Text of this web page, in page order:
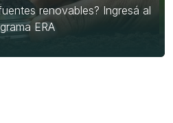
renovables? Ingresá al
ERA